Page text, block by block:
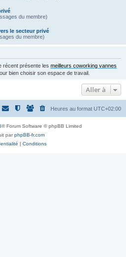
du membre)
le secteur privé
du membre)
récent présente les meilleurs coworking vannes
bien choisir son espace de travail.
Aller à
Heures au format UTC+02:00
® Forum Software © phpBB Limited
parphpBB-fr.com
Conditions